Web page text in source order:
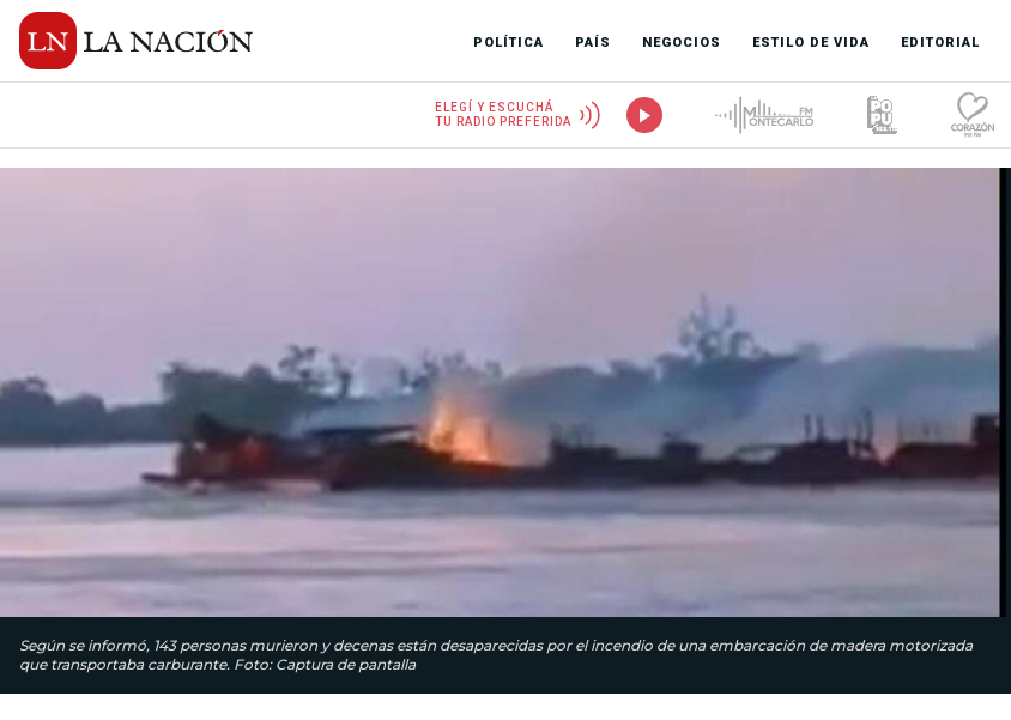
POLÍTICA PAÍS NEGOCIOS ESTILO DE VIDA EDITORIAL
ELEGÍ Y ESCUCHÁ
TU RADIO PREFERIDA
Según se informó, 143 personas murieron y decenas están desaparecidas por el incendio de una embarcación de madera motorizada
que transportaba carburante. Foto: Captura de pantalla